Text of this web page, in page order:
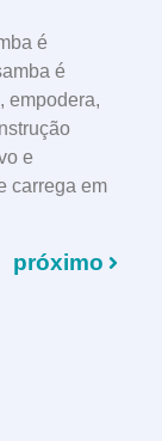
é
é
empodera,
e
carrega em
próximo